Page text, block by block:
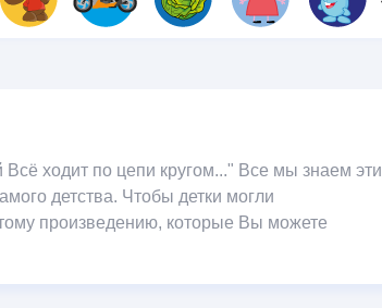
ходит по цепи кругом..." Все мы знаем эти
детства. Чтобы детки могли
произведению, которые Вы можете